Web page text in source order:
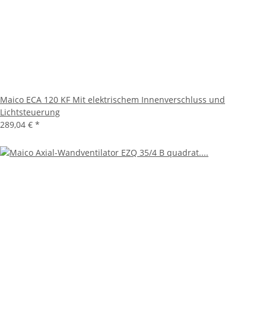
Maico ECA 120 KF Mit elektrischem Innenverschluss und
Lichtsteuerung
289,04 € *